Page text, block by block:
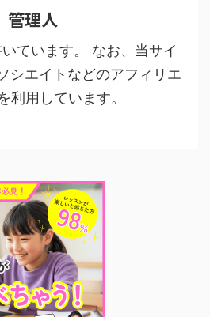
管理人
ています。 なお、当サイ
シエイトなどのアフィリエ
利用しています。